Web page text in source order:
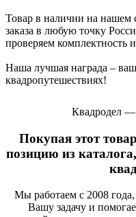
Товар в наличии на нашем
заказа в любую точку
проверяем комплектность
Наша лучшая награда –
квадропутешествиях!
Квадродел —
Покупая этот
позицию из
Мы работаем с 2008
Вашу задачу и